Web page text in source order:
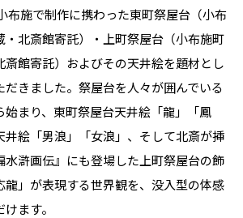
布施で制作に携わった東町祭屋台（小布
・北斎館寄託）・上町祭屋台（小布施町
斎館寄託）およびその天井絵を題材とし
だきました。祭屋台を人々が囲んでいる
始まり、東町祭屋台天井絵「龍」「鳳
井絵「男浪」「女浪」、そして北斎が挿
水滸画伝』にも登場した上町祭屋台の飾
龍」が表現する世界観を、没入型の体感
ます。